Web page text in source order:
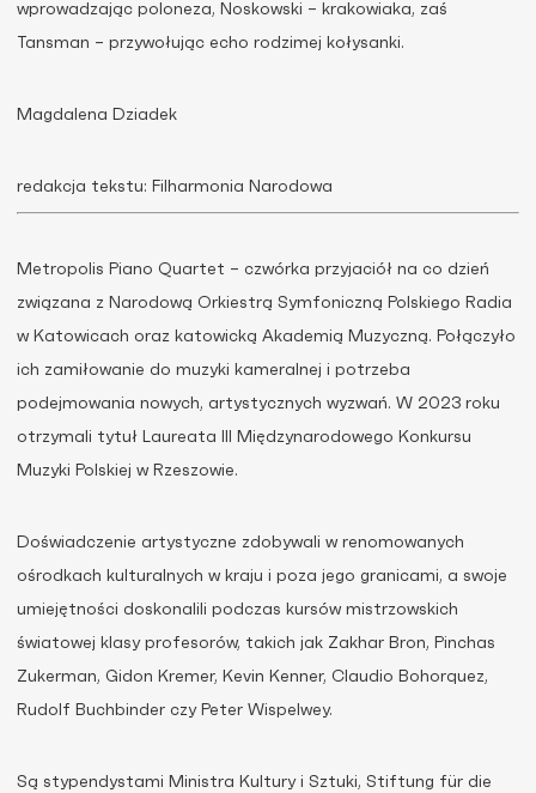
wprowadzając poloneza, Noskowski – krakowiaka, zaś
Tansman – przywołując echo rodzimej kołysanki.
Magdalena Dziadek
redakcja tekstu: Filharmonia Narodowa
Metropolis Piano Quartet – czwórka przyjaciół na co dzień
związana z Narodową Orkiestrą Symfoniczną Polskiego Radia
w Katowicach oraz katowicką Akademią Muzyczną. Połączyło
ich zamiłowanie do muzyki kameralnej i potrzeba
podejmowania nowych, artystycznych wyzwań. W 2023 roku
otrzymali tytuł Laureata III Międzynarodowego Konkursu
Muzyki Polskiej w Rzeszowie.
Doświadczenie artystyczne zdobywali w renomowanych
ośrodkach kulturalnych w kraju i poza jego granicami, a swoje
umiejętności doskonalili podczas kursów mistrzowskich
światowej klasy profesorów, takich jak Zakhar Bron, Pinchas
Zukerman, Gidon Kremer, Kevin Kenner, Claudio Bohorquez,
Rudolf Buchbinder czy Peter Wispelwey.
Są stypendystami Ministra Kultury i Sztuki, Stiftung für die